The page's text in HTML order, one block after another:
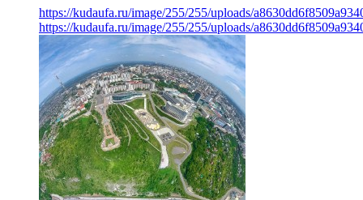
https://kudaufa.ru/image/255/255/uploads/
https://kudaufa.ru/image/255/255/uploads/